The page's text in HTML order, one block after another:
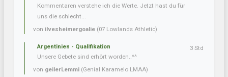
Kommentaren verstehe ich die Werte. Jetzt hast du für
uns die schlecht...
von ilvesheimergoalie (07 Lowlands Athletic)
Argentinien - Qualifikation
Unsere Gebete sind erhört worden..^^
von geilerLemmi (Genial Karamelo LMAA)
3 Std